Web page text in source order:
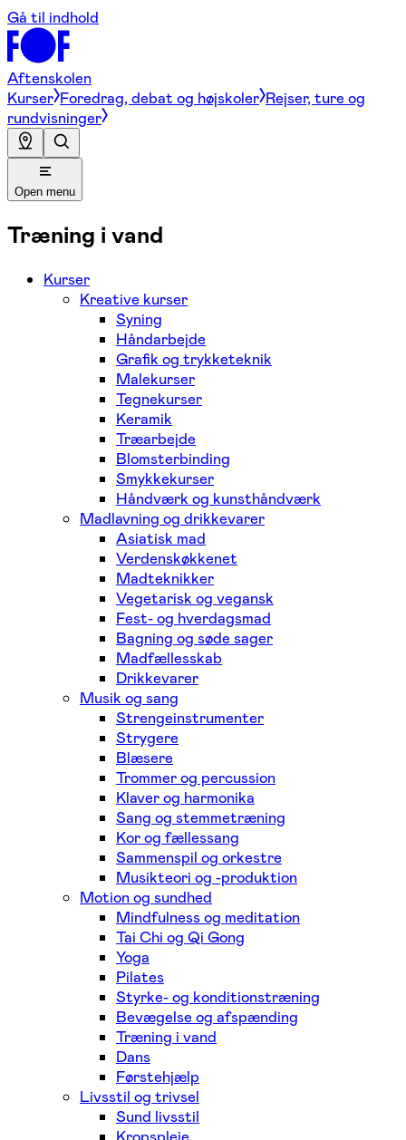
Gå til indhold
Aftenskolen
Kurser Foredrag, debat og højskoler Rejser, ture og
rundvisninger
Open menu
Træning i vand
Kurser
Kreative kurser
Syning
Håndarbejde
Grafik og trykketeknik
Malekurser
Tegnekurser
Keramik
Træarbejde
Blomsterbinding
Smykkekurser
Håndværk og kunsthåndværk
Madlavning og drikkevarer
Asiatisk mad
Verdenskøkkenet
Madteknikker
Vegetarisk og vegansk
Fest- og hverdagsmad
Bagning og søde sager
Madfællesskab
Drikkevarer
Musik og sang
Strengeinstrumenter
Strygere
Blæsere
Trommer og percussion
Klaver og harmonika
Sang og stemmetræning
Kor og fællessang
Sammenspil og orkestre
Musikteori og -produktion
Motion og sundhed
Mindfulness og meditation
Tai Chi og Qi Gong
Yoga
Pilates
Styrke- og konditionstræning
Bevægelse og afspænding
Træning i vand
Dans
Førstehjælp
Livsstil og trivsel
Sund livsstil